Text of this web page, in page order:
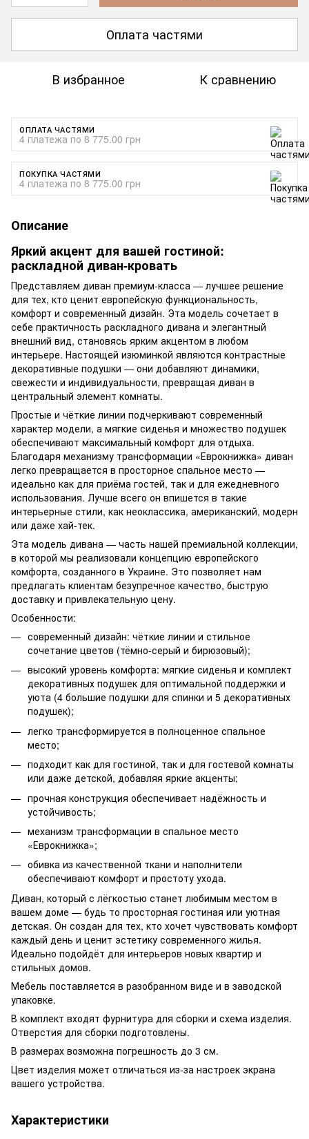
Оплата частями
В избранное К сравнению
ОПЛАТА ЧАСТЯМИ
4 платежа по 8 775.00 грн
ПОКУПКА ЧАСТЯМИ
4 платежа по 8 775.00 грн
Описание
Яркий акцент для вашей гостиной:
раскладной диван-кровать
Представляем диван премиум-класса — лучшее решение
для тех, кто ценит европейскую функциональность,
комфорт и современный дизайн. Эта модель сочетает в
себе практичность раскладного дивана и элегантный
внешний вид, становясь ярким акцентом в любом
интерьере. Настоящей изюминкой являются контрастные
декоративные подушки — они добавляют динамики,
свежести и индивидуальности, превращая диван в
центральный элемент комнаты.
Простые и чёткие линии подчеркивают современный
характер модели, а мягкие сиденья и множество подушек
обеспечивают максимальный комфорт для отдыха.
Благодаря механизму трансформации «Еврокнижка» диван
легко превращается в просторное спальное место —
идеально как для приёма гостей, так и для ежедневного
использования. Лучше всего он впишется в такие
интерьерные стили, как неоклассика, американский, модерн
или даже хай-тек.
Эта модель дивана — часть нашей премиальной коллекции,
в которой мы реализовали концепцию европейского
комфорта, созданного в Украине. Это позволяет нам
предлагать клиентам безупречное качество, быструю
доставку и привлекательную цену.
Особенности:
современный дизайн: чёткие линии и стильное
сочетание цветов (тёмно-серый и бирюзовый);
высокий уровень комфорта: мягкие сиденья и комплект
декоративных подушек для оптимальной поддержки и
уюта (4 большие подушки для спинки и 5 декоративных
подушек);
легко трансформируется в полноценное спальное
место;
подходит как для гостиной, так и для гостевой комнаты
или даже детской, добавляя яркие акценты;
прочная конструкция обеспечивает надёжность и
устойчивость;
механизм трансформации в спальное место
«Еврокнижка»;
обивка из качественной ткани и наполнители
обеспечивают комфорт и простоту ухода.
Диван, который с лёгкостью станет любимым местом в
вашем доме — будь то просторная гостиная или уютная
детская. Он создан для тех, кто хочет чувствовать комфорт
каждый день и ценит эстетику современного жилья.
Идеально подойдёт для интерьеров новых квартир и
стильных домов.
Мебель поставляется в разобранном виде и в заводской
упаковке.
В комплект входят фурнитура для сборки и схема изделия.
Отверстия для сборки подготовлены.
В размерах возможна погрешность до 3 см.
Цвет изделия может отличаться из-за настроек экрана
вашего устройства.
Характеристики